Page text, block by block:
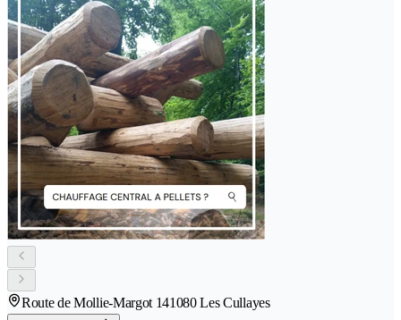
Route de Mollie-Margot 141080 Les Cullayes